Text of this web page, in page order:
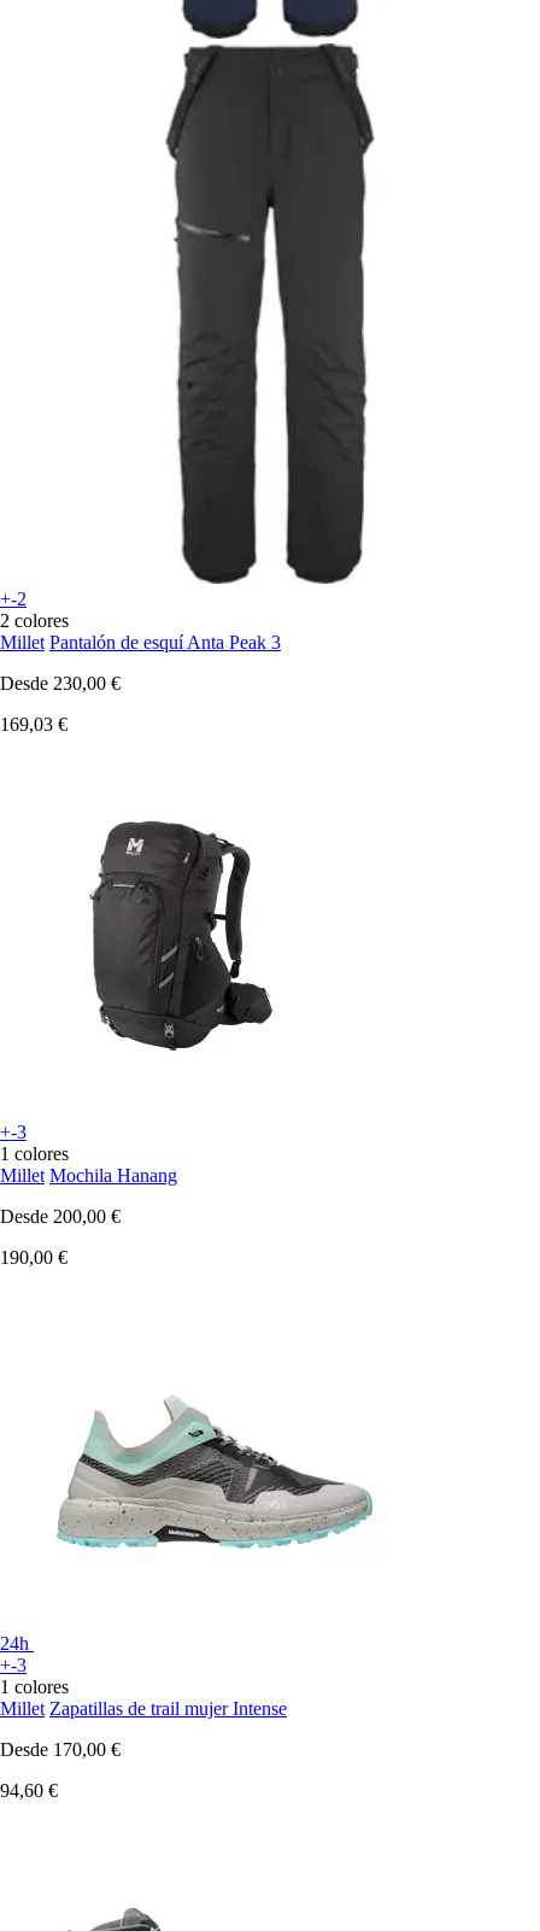
+-2
2 colores
Millet Pantalón de esquí Anta Peak 3
Desde 230,00 €
169,03 €
+-3
1 colores
Millet Mochila Hanang
Desde 200,00 €
190,00 €
24h
+-3
1 colores
Millet Zapatillas de trail mujer Intense
Desde 170,00 €
94,60 €